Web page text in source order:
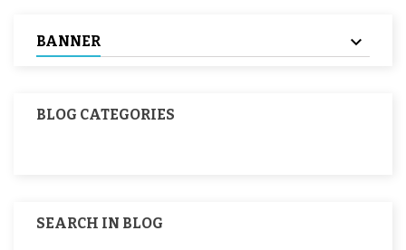
BANNER
BLOG CATEGORIES
SEARCH IN BLOG